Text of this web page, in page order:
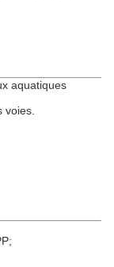
aquatiques
voies.